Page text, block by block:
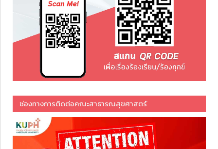
ช่องทางการติดต่อคณะสาธารณสุขศาสตร์